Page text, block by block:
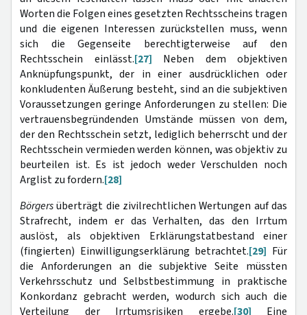
Worten die Folgen eines gesetzten Rechtsscheins tragen
und die eigenen Interessen zurückstellen muss, wenn
sich die Gegenseite berechtigterweise auf den
Rechtsschein einlässt.[27] Neben dem objektiven
Anknüpfungspunkt, der in einer ausdrücklichen oder
konkludenten Äußerung besteht, sind an die subjektiven
Voraussetzungen geringe Anforderungen zu stellen: Die
vertrauensbegründenden Umstände müssen von dem,
der den Rechtsschein setzt, lediglich beherrscht und der
Rechtsschein vermieden werden können, was objektiv zu
beurteilen ist. Es ist jedoch weder Verschulden noch
Arglist zu fordern.[28]
Börgersüberträgt die zivilrechtlichen Wertungen auf das
Strafrecht, indem er das Verhalten, das den Irrtum
auslöst, als objektiven Erklärungstatbestand einer
(fingierten) Einwilligungserklärung betrachtet.[29] Für
die Anforderungen an die subjektive Seite müssten
Verkehrsschutz und Selbstbestimmung in praktische
Konkordanz gebracht werden, wodurch sich auch die
Verteilung der Irrtumsrisiken ergebe.[30] Eine